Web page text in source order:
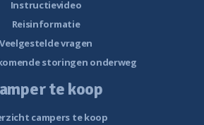
Instructievideo
Reisinformatie
Veelgestelde vragen
storingen onderweg
te koop
campers te koop